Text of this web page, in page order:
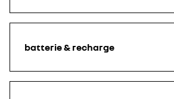
batterie & recharge